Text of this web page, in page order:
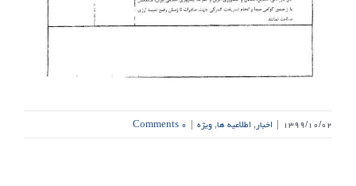
۱۳۹۹/۱۰/۰۲ | اخبار,اطلاعیه ها,ویژه | ۰ Comments